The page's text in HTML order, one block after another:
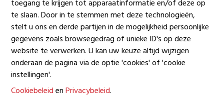
toegang te krijgen tot apparaatinformatie en/of deze op
te slaan. Door in te stemmen met deze technologieën,
stelt u ons en derde partijen in de mogelijkheid persoonlijke
gegevens zoals browsegedrag of unieke ID's op deze
website te verwerken. U kan uw keuze altijd wijzigen
onderaan de pagina via de optie 'cookies' of 'cookie
instellingen'.
CookiebeleidenPrivacybeleid.
OPTIE